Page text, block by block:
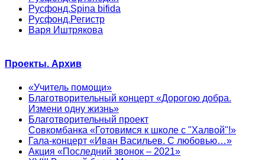
Русфонд.Spina bifida
Русфонд.Регистр
Варя Иштрякова
Проекты. Архив
«Учитель помощи»
Благотворительный концерт «Дорогою добра.
Измени одну жизнь»
Благотворительный проект
Совкомбанка «Готовимся к школе с "Халвой"!»
Гала-концерт «Иван Васильев. С любовью…»
Акция «Последний звонок – 2021»